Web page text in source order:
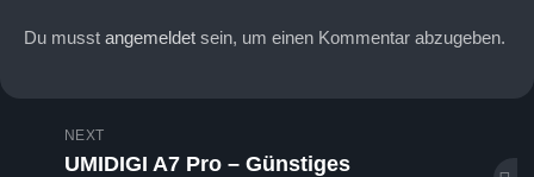
Du musst angemeldet sein, um einen Kommentar abzugeben.
NEXT
UMIDIGI A7 Pro – Günstiges